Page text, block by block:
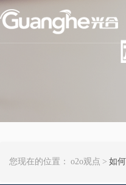
您现在的位置： o2o观点 > 如